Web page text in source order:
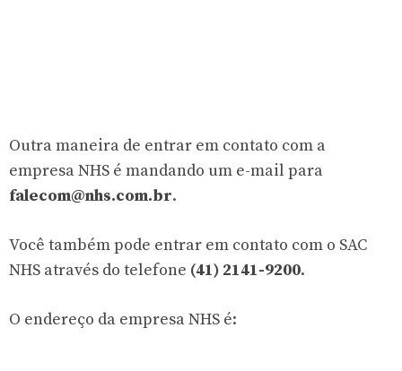
Outra maneira de entrar em contato com a
empresa NHS é mandando um e-mail para
falecom@nhs.com.br.
Você também pode entrar em contato com o SAC
NHS através do telefone (41) 2141-9200.
O endereço da empresa NHS é: